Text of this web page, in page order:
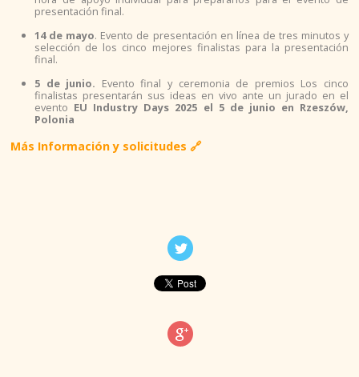
ADMINISTRACIÓN PÚBLICA
BÚSQUEDA EN INTERNET
EMPLEO EN EL EXTRANJERO
presentación final.
14 de mayo. Evento de presentación en línea de tres minutos y
selección de los cinco mejores finalistas para la presentación
final.
5 de junio. Evento final y ceremonia de premios Los cinco
finalistas presentarán sus ideas en vivo ante un jurado en el
evento EU Industry Days 2025 el 5 de junio en Rzeszów,
Polonia
Más Informacióny solicitudes 🔗